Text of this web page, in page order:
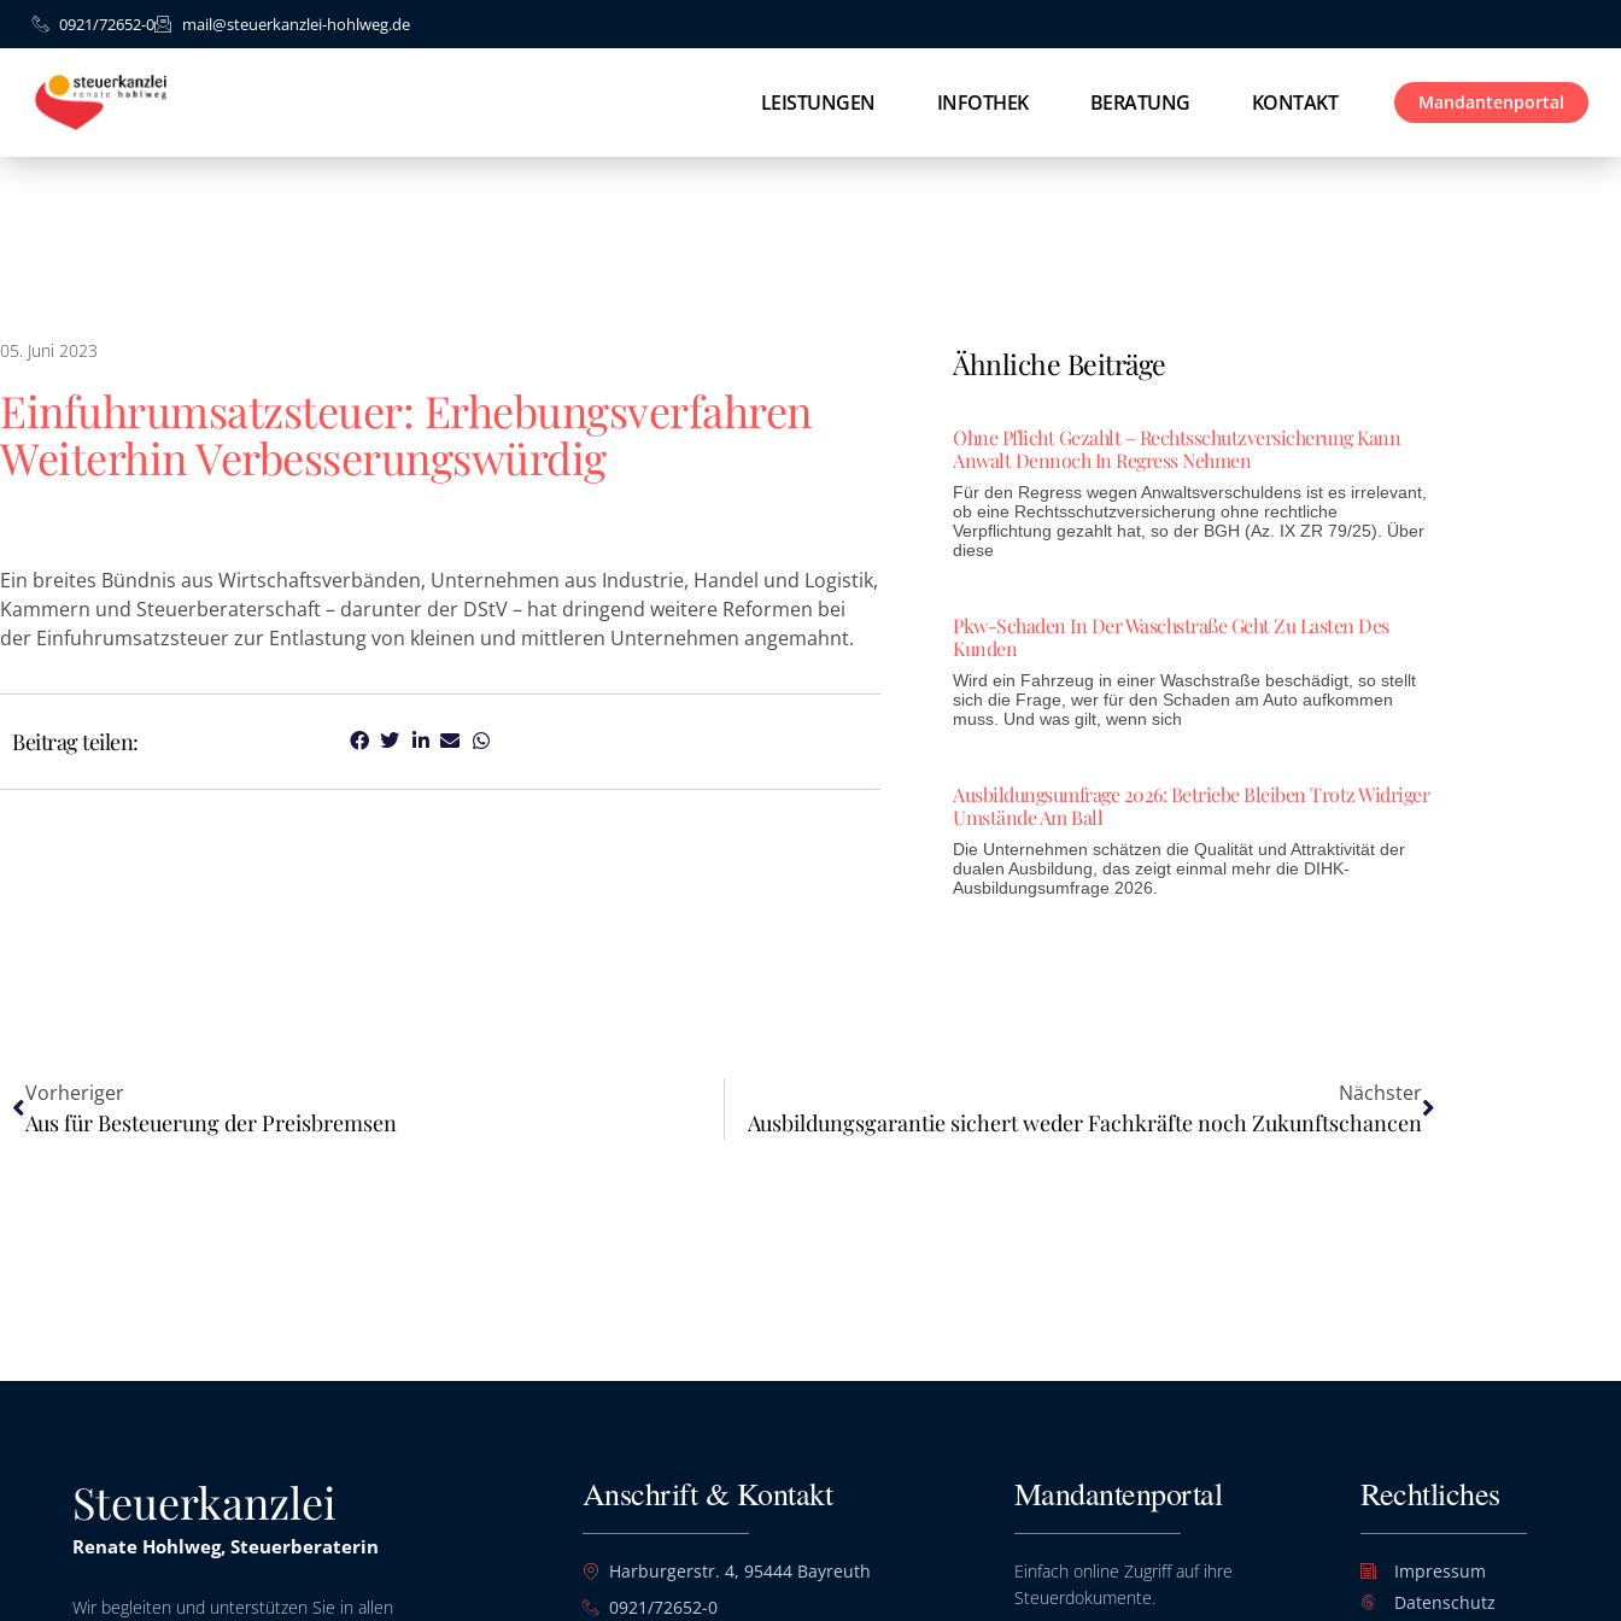
0921/72652-0 mail@steuerkanzlei-hohlweg.de
LEISTUNGEN INFOTHEK BERATUNG KONTAKT Mandantenportal
05. Juni 2023
Einfuhrumsatzsteuer: Erhebungsverfahren
Weiterhin Verbesserungswürdig
Ein breites Bündnis aus Wirtschaftsverbänden, Unternehmen aus Industrie, Handel und Logistik,
Kammern und Steuerberaterschaft – darunter der DStV – hat dringend weitere Reformen bei
der Einfuhrumsatzsteuer zur Entlastung von kleinen und mittleren Unternehmen angemahnt.
Beitrag teilen:
Ähnliche Beiträge
Ohne Pflicht Gezahlt – Rechtsschutzversicherung Kann
Anwalt Dennoch In Regress Nehmen
Für den Regress wegen Anwaltsverschuldens ist es irrelevant,
ob eine Rechtsschutzversicherung ohne rechtliche
Verpflichtung gezahlt hat, so der BGH (Az. IX ZR 79/25). Über
diese
Pkw-Schaden In Der Waschstraße Geht Zu Lasten Des
Kunden
Wird ein Fahrzeug in einer Waschstraße beschädigt, so stellt
sich die Frage, wer für den Schaden am Auto aufkommen
muss. Und was gilt, wenn sich
Ausbildungsumfrage 2026: Betriebe Bleiben Trotz Widriger
Umstände Am Ball
Die Unternehmen schätzen die Qualität und Attraktivität der
dualen Ausbildung, das zeigt einmal mehr die DIHK-
Ausbildungsumfrage 2026.
Vorheriger
Aus für Besteuerung der Preisbremsen
Nächster
Ausbildungsgarantie sichert weder Fachkräfte noch Zukunftschancen
Steuerkanzlei
Renate Hohlweg, Steuerberaterin
Wir begleiten und unterstützen Sie in allen
Anschrift & Kontakt
Harburgerstr. 4, 95444 Bayreuth
0921/72652-0
Mandantenportal
Einfach online Zugriff auf ihre
Steuerdokumente.
Rechtliches
Impressum
Datenschutz